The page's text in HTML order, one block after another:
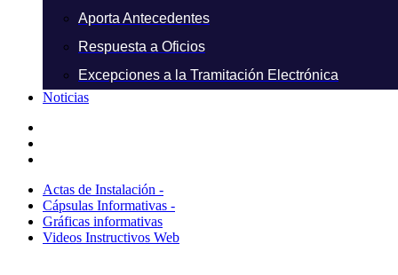
Aporta Antecedentes
Respuesta a Oficios
Excepciones a la Tramitación Electrónica
Noticias
Actas de Instalación -
Cápsulas Informativas -
Gráficas informativas
Videos Instructivos Web